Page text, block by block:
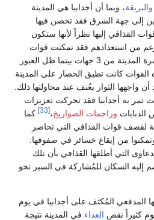
والبريقة، وبما أن أجدابيا هي المدينة
إلى جهة الشرق فقد تحصن فيها
القذافي إليها نظراً لأنها ستكون
من استعدادهم ققد تمكنت قوات
من التقدم ومُحاصرة المدينة من 3 جهات بينما ظل العبور
كانت تطبق الحصار على المدينة
واجهها الثوار بعُنف عند محاولتها ذلك.
تمر به أجدابيا فقد تحركت تعزيزات
وراجمات الصواريخ،[33]
كما
لقصف قوات القذافي التي تحاصر
من إيقاع خسائر في صفوفها.
التي أطلقها القذافي بأن تلك
إليه السكان للمُشاركة في السير نحو
المدفعي المُكثف على أجدابيا في يوم
كثيراً نقص الغذاء في المدينة نتيجة